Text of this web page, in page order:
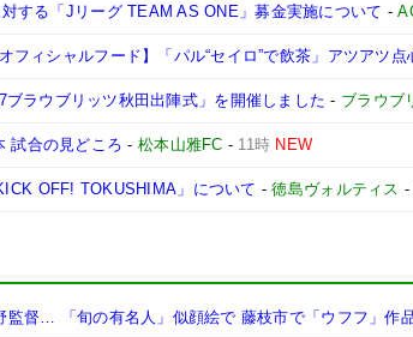
する「Jリーグ TEAM AS ONE」募金実施について -
フィシャルフード】「パル“セイロ”で飲茶」アツアツ点
ラウブリッツ秋田出陣式」を開催しました - ブラウブ
試合の見どころ - 松本山雅FC - 11時 NEW
OFF! TOKUSHIMA」について -徳島ヴォルティス -
監督… 「旬の有名人」似顔絵で 藤枝市で「ウフフ」作